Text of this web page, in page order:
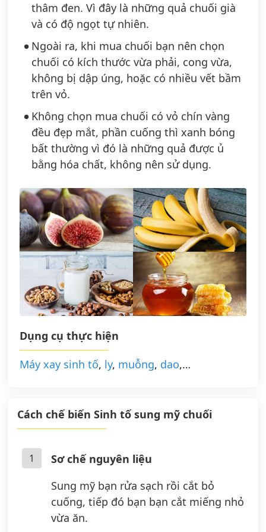
thâm đen. Vì đây là những quả chuối già
và có độ ngọt tự nhiên.
Ngoài ra, khi mua chuối bạn nên chọn
chuối có kích thước vừa phải, cong vừa,
không bị dập úng, hoặc có nhiều vết bầm
trên vỏ.
Không chọn mua chuối có vỏ chín vàng
đều đẹp mắt, phần cuống thì xanh bóng
bất thường vì đó là những quả được ủ
bằng hóa chất, không nên sử dụng.
Dụng cụ thực hiện
Máy xay sinh tố, ly, muỗng, dao,…
Cách chế biến Sinh tố sung mỹ chuối
1
Sơ chế nguyên liệu
Sung mỹ bạn rửa sạch rồi cắt bỏ
cuống, tiếp đó bạn bạn cắt miếng nhỏ
vừa ăn.